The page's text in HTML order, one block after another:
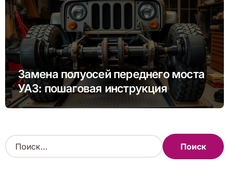
Замена полуосей переднего моста
УАЗ: пошаговая инструкция
Н
а